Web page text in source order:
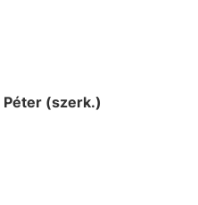
(szerk.)